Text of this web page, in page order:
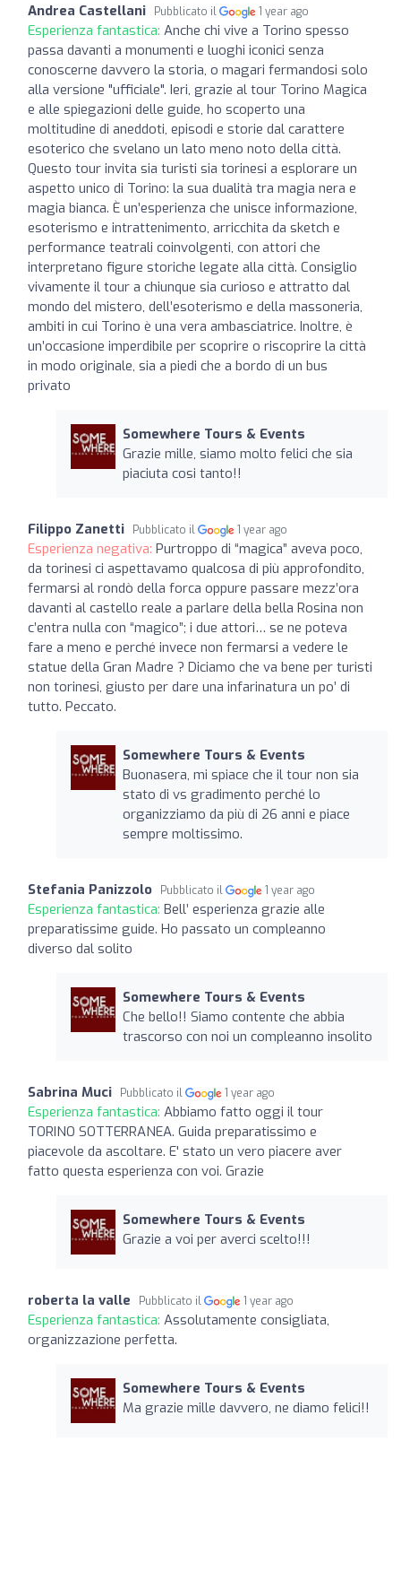
Andrea Castellani Pubblicato il 1 year ago
Esperienza fantastica: Anche chi vive a Torino spesso
passa davanti a monumenti e luoghi iconici senza
conoscerne davvero la storia, o magari fermandosi solo
alla versione "ufficiale". Ieri, grazie al tour Torino Magica
e alle spiegazioni delle guide, ho scoperto una
moltitudine di aneddoti, episodi e storie dal carattere
esoterico che svelano un lato meno noto della città.
Questo tour invita sia turisti sia torinesi a esplorare un
aspetto unico di Torino: la sua dualità tra magia nera e
magia bianca. È un’esperienza che unisce informazione,
esoterismo e intrattenimento, arricchita da sketch e
performance teatrali coinvolgenti, con attori che
interpretano figure storiche legate alla città. Consiglio
vivamente il tour a chiunque sia curioso e attratto dal
mondo del mistero, dell’esoterismo e della massoneria,
ambiti in cui Torino è una vera ambasciatrice. Inoltre, è
un’occasione imperdibile per scoprire o riscoprire la città
in modo originale, sia a piedi che a bordo di un bus
privato
Somewhere Tours & Events
Grazie mille, siamo molto felici che sia
piaciuta cosi tanto!!
Filippo Zanetti Pubblicato il 1 year ago
Esperienza negativa: Purtroppo di “magica” aveva poco,
da torinesi ci aspettavamo qualcosa di più approfondito,
fermarsi al rondò della forca oppure passare mezz’ora
davanti al castello reale a parlare della bella Rosina non
c’entra nulla con “magico”; i due attori… se ne poteva
fare a meno e perché invece non fermarsi a vedere le
statue della Gran Madre ? Diciamo che va bene per turisti
non torinesi, giusto per dare una infarinatura un po’ di
tutto. Peccato.
Somewhere Tours & Events
Buonasera, mi spiace che il tour non sia
stato di vs gradimento perché lo
organizziamo da più di 26 anni e piace
sempre moltissimo.
Stefania Panizzolo Pubblicato il 1 year ago
Esperienza fantastica: Bell’ esperienza grazie alle
preparatissime guide. Ho passato un compleanno
diverso dal solito
Somewhere Tours & Events
Che bello!! Siamo contente che abbia
trascorso con noi un compleanno insolito
Sabrina Muci Pubblicato il 1 year ago
Esperienza fantastica: Abbiamo fatto oggi il tour
TORINO SOTTERRANEA. Guida preparatissimo e
piacevole da ascoltare. E' stato un vero piacere aver
fatto questa esperienza con voi. Grazie
Somewhere Tours & Events
Grazie a voi per averci scelto!!!
roberta la valle Pubblicato il 1 year ago
Esperienza fantastica: Assolutamente consigliata,
organizzazione perfetta.
Somewhere Tours & Events
Ma grazie mille davvero, ne diamo felici!!